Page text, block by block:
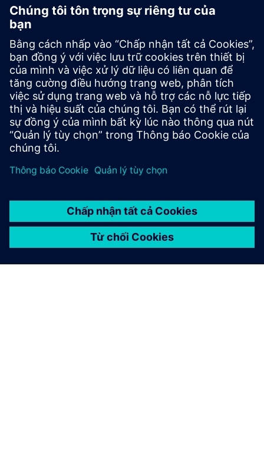
Tùy chọn cài đặt linh hoạt
Một loạt các phụ kiện gắn hỗ trợ lắp đặt dễ dàng trên
các cấu hình máy và bảng điều khiển khác nhau.